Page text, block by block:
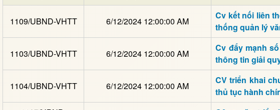
1109/UBND-VHTT 6/12/2024 12:00:00 AM
Cv kết nối liên
thống quản lý
1103/UBND-VHTT 6/12/2024 12:00:00 AM
Cv đẩy mạnh
thông tin giải
1104/UBND-VHTT 6/12/2024 12:00:00 AM
CV triển khai
thủ tục hành